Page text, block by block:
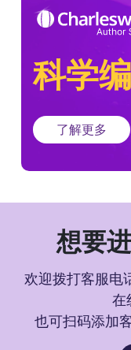
科学
了解更多
想要
欢迎拨打客服电
在
也可扫码添加